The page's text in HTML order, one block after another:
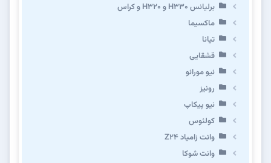
برلیانس H330 و H320 و کراس
ماکسیما
تیانا
قشقایی
نیو مورانو
رونیز
نیو پیکاپ
كولئوس
وانت زامیاد Z24
وانت شوکا